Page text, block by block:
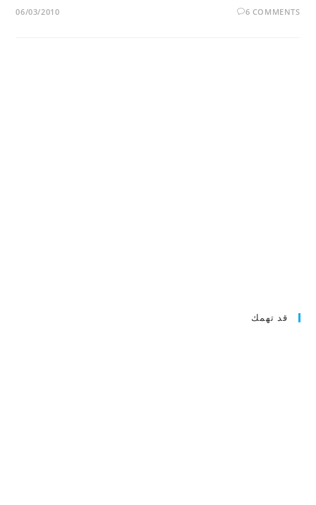
6 COMMENTS
06/03/2010
قد تهمك